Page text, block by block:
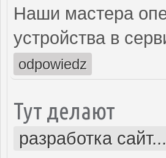
Наши мастера
устройства в
odpowiedz
Тут делают
разработка